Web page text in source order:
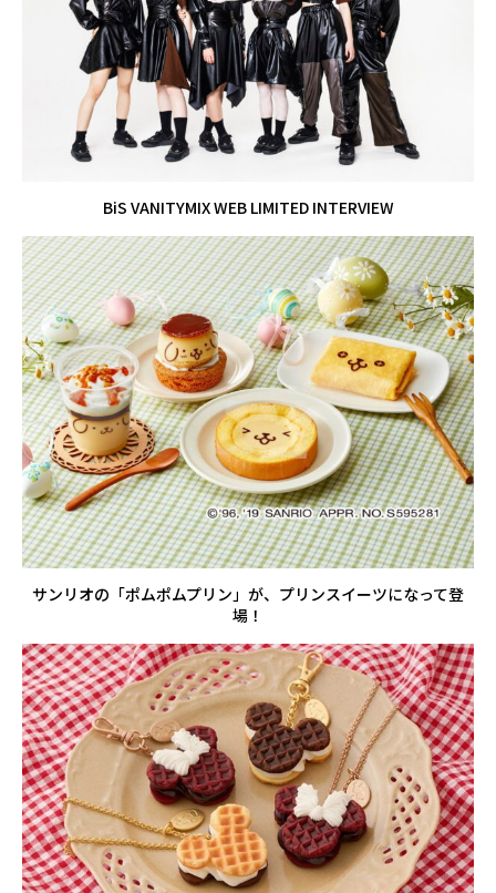
BiS VANITYMIX WEB LIMITED INTERVIEW
サンリオの「ポムポムプリン」が、プリンスイーツになって登
場！